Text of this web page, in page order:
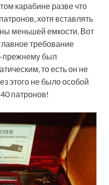
карабине разве что
хотя вставлять
меньшей емкости. Вот
требование
прежнему был
то есть он не
этого не было особой
патронов!